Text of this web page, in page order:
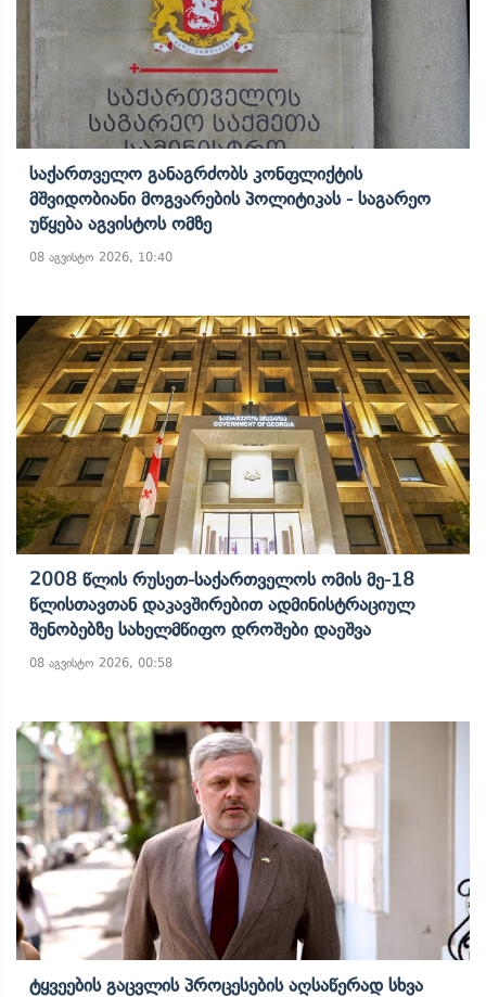
Საქართველო Განაგრძობს Კონფლიქტის
Მშვიდობიანი Მოგვარების Პოლიტიკას - Საგარეო
Უწყება Აგვისტოს Ომზე
08 აგვისტო 2026, 10:40
2008 Წლის Რუსეთ-Საქართველოს Ომის Მე-18
Წლისთავთან Დაკავშირებით Ადმინისტრაციულ
Შენობებზე Სახელმწიფო Დროშები Დაეშვა
08 აგვისტო 2026, 00:58
Ტყვეების Გაცვლის Პროცესების Აღსაწერად Სხვა